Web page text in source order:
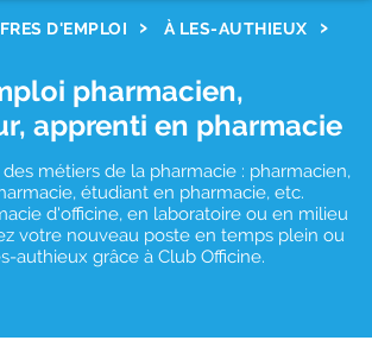
D'EMPLOI À LES-AUTHIEUX
pharmacien,
apprenti en pharmacie
métiers de la pharmacie : pharmacien,
étudiant en pharmacie, etc.
d'officine, en laboratoire ou en milieu
votre nouveau poste en temps plein ou
authieux grâce à Club Officine.